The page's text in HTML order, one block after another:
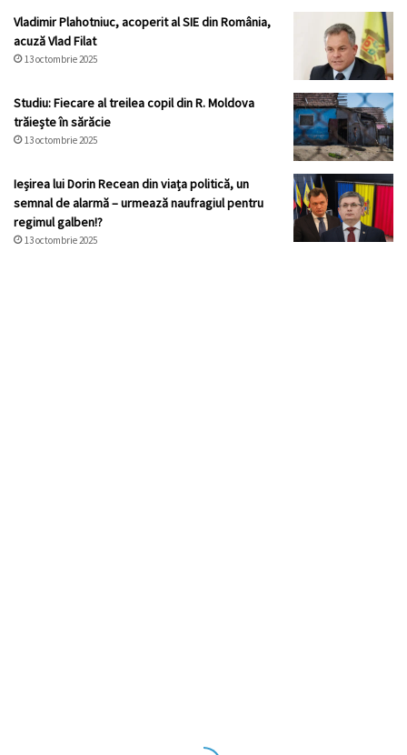
Vladimir Plahotniuc, acoperit al SIE din România,
acuză Vlad Filat
13 octombrie 2025
Studiu: Fiecare al treilea copil din R. Moldova
trăiește în sărăcie
13 octombrie 2025
Ieșirea lui Dorin Recean din viața politică, un
semnal de alarmă – urmează naufragiul pentru
regimul galben!?
13 octombrie 2025